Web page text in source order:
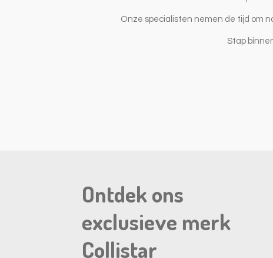
Onze specialisten nemen de tijd om
Stap
Ontdek ons
exclusieve merk
Collistar